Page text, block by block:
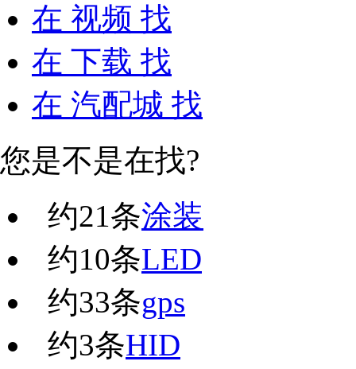
在 视频 找
在 下载 找
在 汽配城 找
您是不是在找?
约21 条涂装
约10条LED
约33条gps
约3条HID